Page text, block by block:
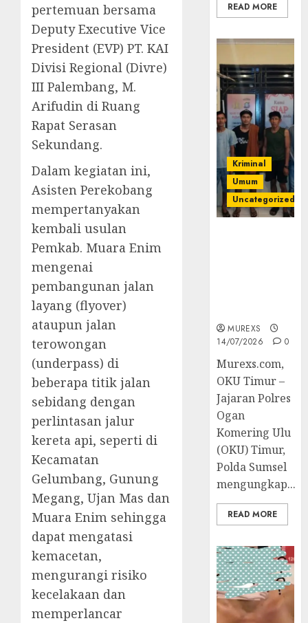
pertemuan bersama
Deputy Executive Vice
President (EVP) PT. KAI
Divisi Regional (Divre)
III Palembang, M.
Arifudin di Ruang
Rapat Serasan
Sekundang.
Dalam kegiatan ini,
Asisten Perekobang
mempertanyakan
kembali usulan
Pemkab. Muara Enim
mengenai
pembangunan jalan
layang (flyover)
ataupun jalan
terowongan
(underpass) di
beberapa titik jalan
sebidang dengan
perlintasan jalur
kereta api, seperti di
Kecamatan
Gelumbang, Gunung
Megang, Ujan Mas dan
Muara Enim sehingga
dapat mengatasi
kemacetan,
mengurangi risiko
kecelakaan dan
memperlancar
READ MORE
Kriminal
Umum
Uncategorized
MUREXS
14/07/2026
0
Murexs.com,
OKU Timur –
Jajaran Polres
Ogan
Komering Ulu
(OKU) Timur,
Polda Sumsel
mengungkap...
READ MORE